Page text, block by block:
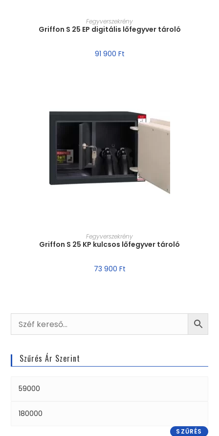
MÉRET VÁLASZTÁSA
Fegyverszekrény
Griffon S 25 EP digitális lőfegyver tároló
91 900 Ft
MÉRET VÁLASZTÁSA
Fegyverszekrény
Griffon S 25 KP kulcsos lőfegyver tároló
73 900 Ft
Szűrés Ár Szerint
SZŰRÉS